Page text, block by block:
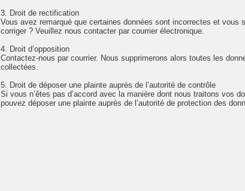
3. Droit de rectification
Vous avez remarqué que certaines données sont incorrectes et vous
corriger ? Veuillez nous contacter par courrier électronique.
4. Droit d’opposition
Contactez-nous par courrier. Nous supprimerons alors toutes les
collectées.
5. Droit de déposer une plainte auprès de l’autorité de contrôle
Si vous n’êtes pas d’accord avec la manière dont nous traitons vos
pouvez déposer une plainte auprès de l’autorité de protection des